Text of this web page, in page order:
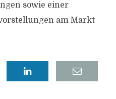
sowie einer
am Markt